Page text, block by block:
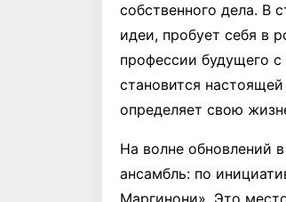
собственного дела. В
идеи, пробует себя в
профессии будущего
становится
определяет свою
На волне обновлений
ансамбль: по